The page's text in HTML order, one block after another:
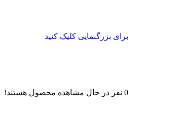
برای بزرگنمایی کلیک کنید
0 نفر در حال مشاهده محصول هستند!